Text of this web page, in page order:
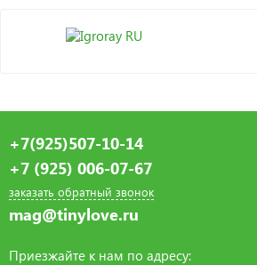
+7(925)507-10-14
+7 (925) 006-07-67
заказать обратный звонок
mag@tinylove.ru
Приезжайте к нам по адресу: